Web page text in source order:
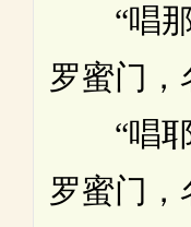
“唱那
罗蜜门，
“唱耶
罗蜜门，